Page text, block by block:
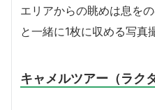
エリアからの眺めは息を
と一緒に1枚に収める写真
キャメルツアー（ラク